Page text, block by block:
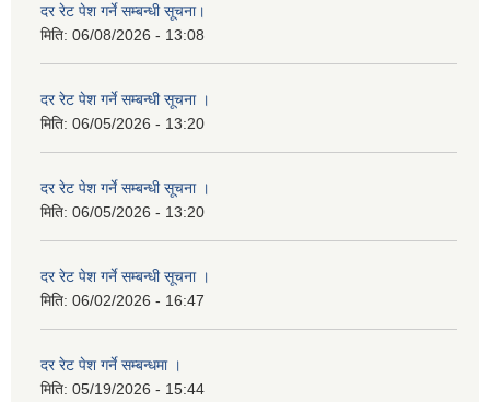
दर रेट पेश गर्ने सम्बन्धी सूचना।
मिति: 06/08/2026 - 13:08
दर रेट पेश गर्ने सम्बन्धी सूचना ।
मिति: 06/05/2026 - 13:20
दर रेट पेश गर्ने सम्बन्धी सूचना ।
मिति: 06/05/2026 - 13:20
दर रेट पेश गर्ने सम्बन्धी सूचना ।
मिति: 06/02/2026 - 16:47
दर रेट पेश गर्ने सम्बन्धमा ।
मिति: 05/19/2026 - 15:44